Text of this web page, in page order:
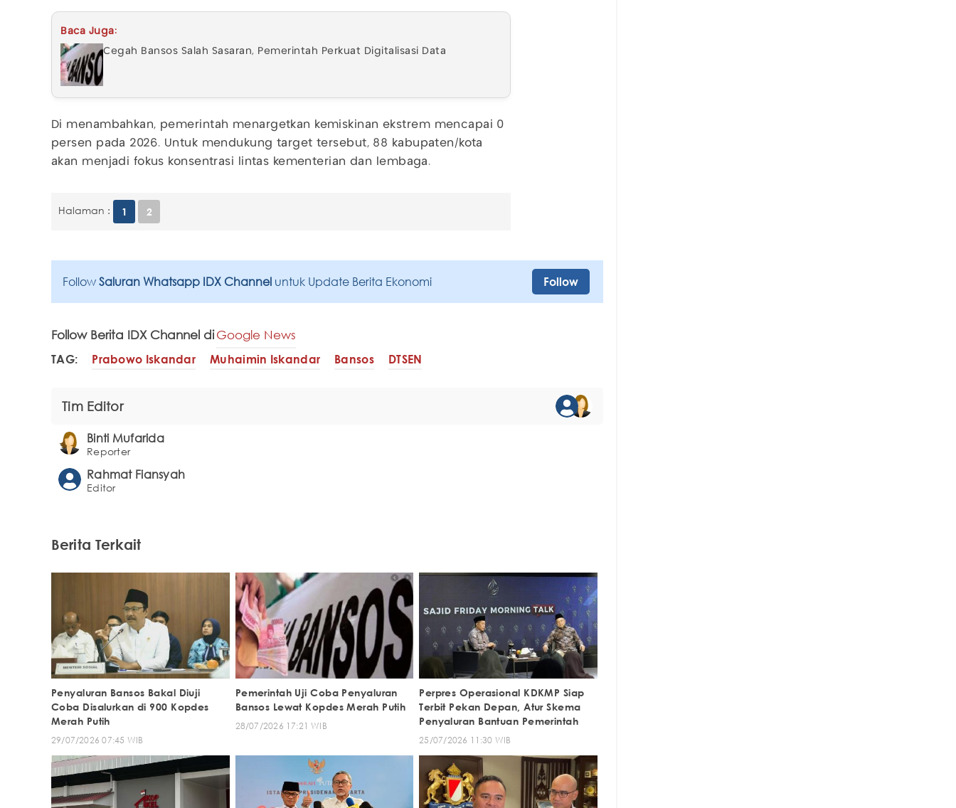
Baca Juga:
Cegah Bansos Salah Sasaran, Pemerintah Perkuat Digitalisasi Data
Di menambahkan, pemerintah menargetkan kemiskinan ekstrem mencapai 0
persen pada 2026. Untuk mendukung target tersebut, 88 kabupaten/kota
akan menjadi fokus konsentrasi lintas kementerian dan lembaga.
Halaman : 1 2
Follow Saluran Whatsapp IDX Channel untuk Update Berita Ekonomi Follow
Follow Berita IDX Channel diGoogle News
TAG: Prabowo Iskandar Muhaimin Iskandar Bansos DTSEN
Tim Editor
Binti Mufarida
Reporter
Rahmat Fiansyah
Editor
Berita Terkait
Penyaluran Bansos Bakal Diuji
Coba Disalurkan di 900 Kopdes
Merah Putih
29/07/2026 07:45 WIB
Pemerintah Uji Coba Penyaluran
Bansos Lewat Kopdes Merah Putih
28/07/2026 17:21 WIB
Perpres Operasional KDKMP Siap
Terbit Pekan Depan, Atur Skema
Penyaluran Bantuan Pemerintah
25/07/2026 11:30 WIB